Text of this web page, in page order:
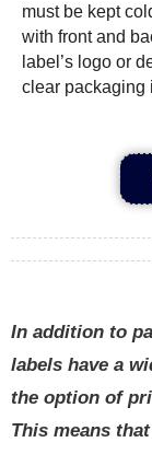
must be kept
with front and
label’s logo or
clear packaging
In addition to
labels have a
the option of
This means